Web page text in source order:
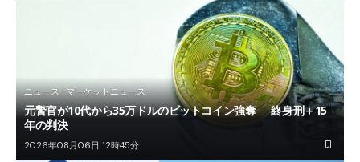
ニュース マーケットニュース
元警官が10代から35万ドルのビットコイン強奪──終身刑＋15
年の判決
2026年08月06日 12時45分